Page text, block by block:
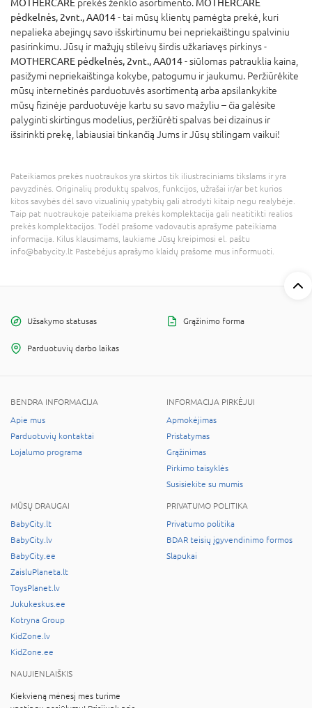
MOTHERCARE prekės ženklo asortimento. MOTHERCARE
pėdkelnės, 2vnt., AA014- tai mūsų klientų pamėgta prekė, kuri
nepalieka abejingų savo išskirtinumu bei nepriekaištingu spalviniu
pasirinkimu. Jūsų ir mažųjų stileivų širdis užkariavęs pirkinys -
MOTHERCARE pėdkelnės, 2vnt., AA014- siūlomas patrauklia kaina,
pasižymi nepriekaištinga kokybe, patogumu ir jaukumu. Peržiūrėkite
mūsų internetinės parduotuvės asortimentą arba apsilankykite
mūsų fizinėje parduotuvėje kartu su savo mažyliu – čia galėsite
palyginti skirtingus modelius, peržiūrėti spalvas bei dizainus ir
išsirinkti prekę, labiausiai tinkančią Jums ir Jūsų stilingam vaikui!
Pateikiamos prekės nuotraukos yra skirtos tik iliustraciniams tikslams ir yra
pavyzdinės. Originalių produktų spalvos, funkcijos, užrašai ir/ar bet kurios
kitos savybės dėl savo vizualinių ypatybių gali atrodyti kitaip negu realybėje.
Taip pat nuotraukoje pateikiama prekės komplektacija gali neatitikti realios
prekės komplektacijos. Todėl prašome vadovautis aprašyme pateikiama
informacija. Kilus klausimams, laukiame Jūsų kreipimosi el. paštu
info@babycity.lt Pastebėjus aprašymo klaidų prašome mus informuoti.
Užsakymo statusas Grąžinimo forma
Parduotuvių darbo laikas
BENDRA INFORMACIJA
Apie mus
Parduotuvių kontaktai
Lojalumo programa
INFORMACIJA PIRKĖJUI
Apmokėjimas
Pristatymas
Grąžinimas
Pirkimo taisyklės
Susisiekite su mumis
MŪSŲ DRAUGAI
BabyCity.lt
BabyCity.lv
BabyCity.ee
ZaisluPlaneta.lt
ToysPlanet.lv
Jukukeskus.ee
Kotryna Group
KidZone.lv
KidZone.ee
PRIVATUMO POLITIKA
Privatumo politika
BDAR teisių įgyvendinimo formos
Slapukai
NAUJIENLAIŠKIS
Kiekvieną mėnesį mes turime